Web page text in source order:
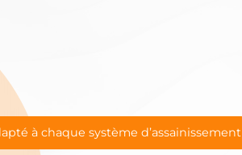
à chaque système d’assainissement